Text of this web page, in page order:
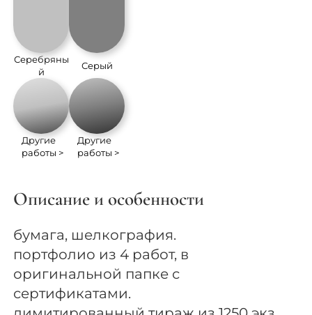
Серебряны
й
Другие
работы >
Серый
Другие
работы >
Описание и особенности
бумага, шелкография.
портфолио из 4 работ, в
оригинальной папке с
сертификатами.